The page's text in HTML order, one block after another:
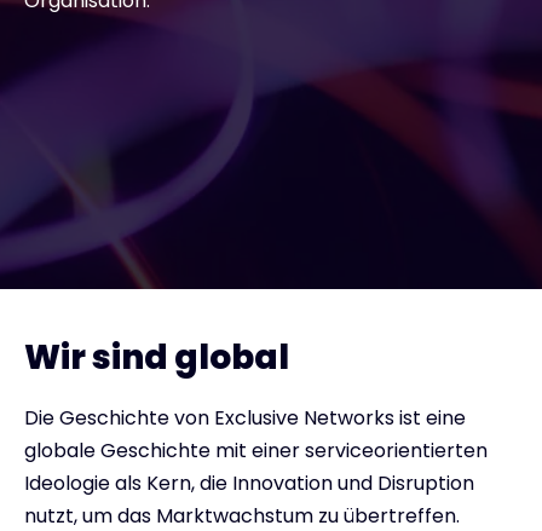
#weareexclusive
Wir sind global
Die Geschichte von Exclusive Networks ist eine
globale Geschichte mit einer serviceorientierten
Ideologie als Kern, die Innovation und Disruption
nutzt, um das Marktwachstum zu übertreffen.